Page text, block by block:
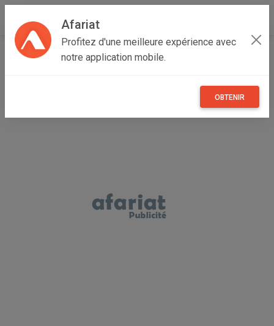
Afariat
Profitez d'une meilleure expérience avec
notre application mobile.
OBTENIR
Accueil Recherche Tout